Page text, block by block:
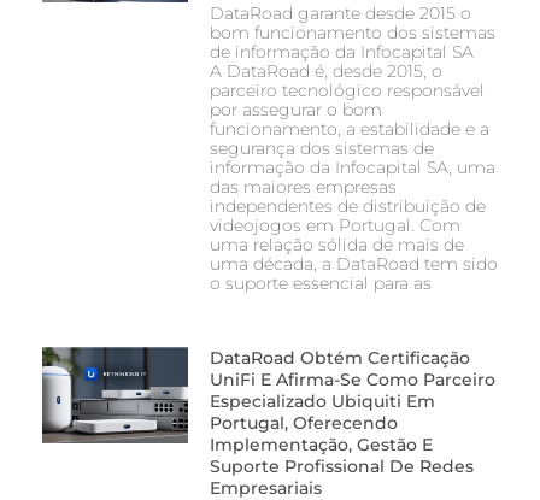
DataRoad garante desde 2015 o
bom funcionamento dos sistemas
de informação da Infocapital SA
A DataRoad é, desde 2015, o
parceiro tecnológico responsável
por assegurar o bom
funcionamento, a estabilidade e a
segurança dos sistemas de
informação da Infocapital SA, uma
das maiores empresas
independentes de distribuição de
videojogos em Portugal. Com
uma relação sólida de mais de
uma década, a DataRoad tem sido
o suporte essencial para as
DataRoad Obtém Certificação
UniFi E Afirma-Se Como Parceiro
Especializado Ubiquiti Em
Portugal, Oferecendo
Implementação, Gestão E
Suporte Profissional De Redes
Empresariais